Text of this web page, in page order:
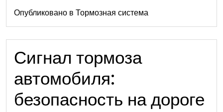
Опубликовано в Тормозная система
Сигнал тормоза
автомобиля:
безопасность на дороге